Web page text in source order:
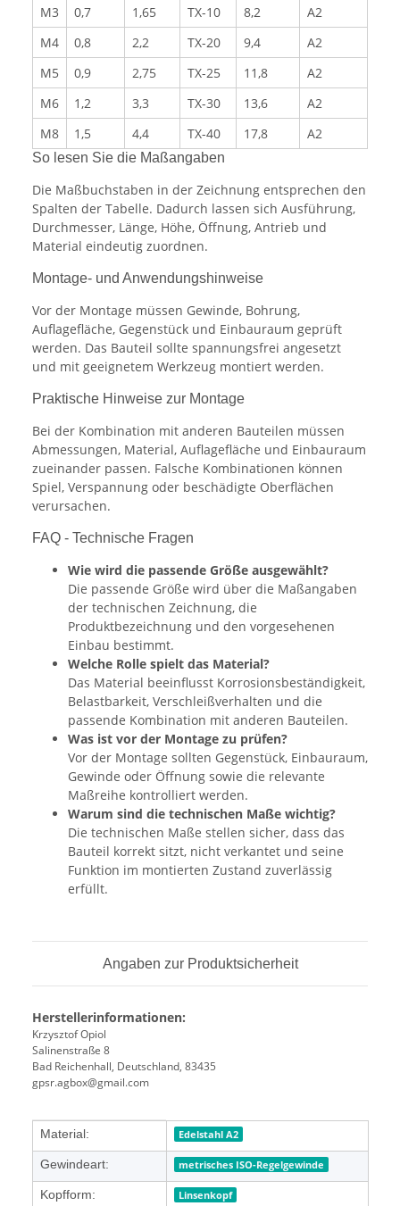
M3 0,7 1,65 TX-10 8,2
A2
M4
0,8 2,2 TX-20 9,4
A2
M5
0,9 2,75 TX-25 11,8
A2
M6
1,2 3,3 TX-30 13,6
A2
M8
1,5 4,4 TX-40 17,8 A2
So lesen Sie die Maßangaben
Die Maßbuchstaben in der Zeichnung entsprechen den
Spalten der Tabelle. Dadurch lassen sich Ausführung,
Durchmesser, Länge, Höhe, Öffnung, Antrieb und
Material eindeutig zuordnen.
Montage- und Anwendungshinweise
Vor der Montage müssen Gewinde, Bohrung,
Auflagefläche, Gegenstück und Einbauraum geprüft
werden. Das Bauteil sollte spannungsfrei angesetzt
und mit geeignetem Werkzeug montiert werden.
Praktische Hinweise zur Montage
Bei der Kombination mit anderen Bauteilen müssen
Abmessungen, Material, Auflagefläche und Einbauraum
zueinander passen. Falsche Kombinationen können
Spiel, Verspannung oder beschädigte Oberflächen
verursachen.
FAQ - Technische Fragen
Wie wird die passende Größe ausgewählt?
Die passende Größe wird über die Maßangaben
der technischen Zeichnung, die
Produktbezeichnung und den vorgesehenen
Einbau bestimmt.
Welche Rolle spielt das Material?
Das Material beeinflusst Korrosionsbeständigkeit,
Belastbarkeit, Verschleißverhalten und die
passende Kombination mit anderen Bauteilen.
Was ist vor der Montage zu prüfen?
Vor der Montage sollten Gegenstück, Einbauraum,
Gewinde oder Öffnung sowie die relevante
Maßreihe kontrolliert werden.
Warum sind die technischen Maße wichtig?
Die technischen Maße stellen sicher, dass das
Bauteil korrekt sitzt, nicht verkantet und seine
Funktion im montierten Zustand zuverlässig
erfüllt.
Angaben zur Produktsicherheit
Herstellerinformationen:
Krzysztof Opiol
Salinenstraße 8
Bad Reichenhall, Deutschland, 83435
gpsr.agbox@gmail.com
Produkteigenschaft
Wert
Material: Edelstahl A2
Gewindeart: metrisches ISO-Regelgewinde
Kopfform: Linsenkopf